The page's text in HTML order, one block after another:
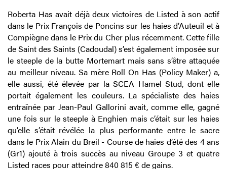
Roberta Has avait déjà deux victoires de Listed à son actif
dans le Prix François de Poncins sur les haies d’Auteuil et à
Compiègne dans le Prix du Cher plus récemment. Cette fille
de Saint des Saints (Cadoudal) s’est également imposée sur
le steeple de la butte Mortemart mais sans s’être attaquée
au meilleur niveau. Sa mère Roll On Has (Policy Maker) a,
elle aussi, été élevée par la SCEA Hamel Stud, dont elle
portait également les couleurs. La spécialiste des haies
entraînée par Jean-Paul Gallorini avait, comme elle, gagné
une fois sur le steeple à Enghien mais c’était sur les haies
qu’elle s’était révélée la plus performante entre le sacre
dans le Prix Alain du Breil - Course de haies d’été des 4 ans
(Gr1) ajouté à trois succès au niveau Groupe 3 et quatre
Listed races pour atteindre 840 815 € de gains.